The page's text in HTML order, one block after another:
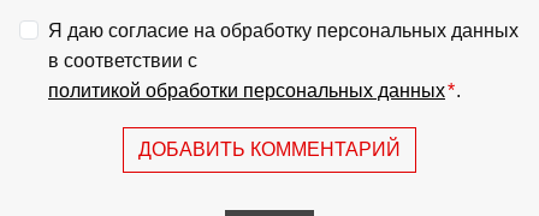
Я даю согласие на обработку персональных данных
в соответствии с
политикой обработки персональных данных*.
ДОБАВИТЬ КОММЕНТАРИЙ